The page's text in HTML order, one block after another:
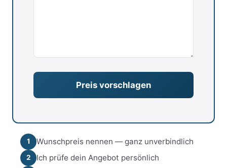
1 Wunschpreis nennen — ganz unverbindlich
2 Ich prüfe dein Angebot persönlich